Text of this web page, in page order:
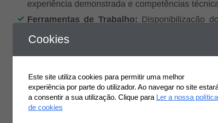
experiência demonstrada e competências
Ferramentas de Trabalho: Disponibilização
necessários ao desempenho da função,
workstation (computador portátil, telemóvel
equipamentos de apoio), instrumentos de
atividade de segurança (equipamentos de
controlo, quando aplicável) e acesso a viatura
em regime de pool para deslocações
asseguradas pela empresa
Cookies
Este site utiliza cookies para permitir uma melhor
experiência por parte do utilizador. Ao navegar no site
a consentir a sua utilização. Clique para Ler a nossa política
de cookies